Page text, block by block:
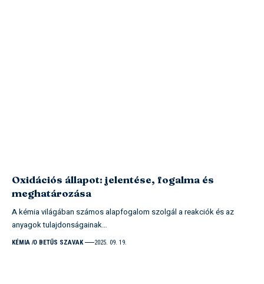
Oxidációs állapot: jelentése, fogalma és
meghatározása
A kémia világában számos alapfogalom szolgál a reakciók és az
anyagok tulajdonságainak…
KÉMIA O BETŰS SZAVAK 2025. 09. 19.